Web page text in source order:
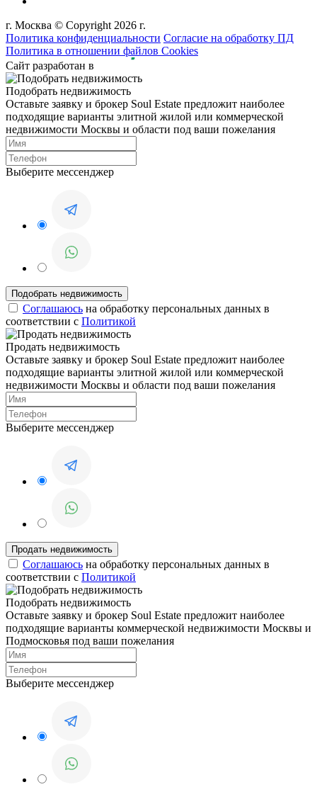
г. Москва © Copyright 2026 г.
Политика конфиденциальности Согласие на обработку ПД
Политика в отношении файлов Cookies
Сайт разработан в
Подобрать недвижимость
Оставьте заявку и брокер Soul Estate предложит наиболее
подходящие варианты элитной жилой или коммерческой
недвижимости Москвы и области под ваши пожелания
Выберите мессенджер
Соглашаюсь на обработку персональных данных в
соответствии с Политикой
Продать недвижимость
Оставьте заявку и брокер Soul Estate предложит наиболее
подходящие варианты элитной жилой или коммерческой
недвижимости Москвы и области под ваши пожелания
Выберите мессенджер
Соглашаюсь на обработку персональных данных в
соответствии с Политикой
Подобрать недвижимость
Оставьте заявку и брокер Soul Estate предложит наиболее
подходящие варианты коммерческой недвижимости Москвы и
Подмосковья под ваши пожелания
Выберите мессенджер